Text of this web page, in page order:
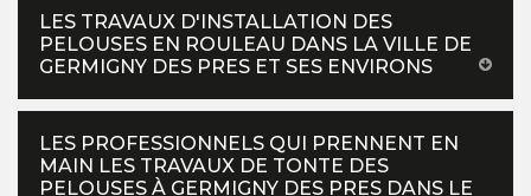
LES TRAVAUX D'INSTALLATION DES
PELOUSES EN ROULEAU DANS LA VILLE DE
GERMIGNY DES PRES ET SES ENVIRONS
LES PROFESSIONNELS QUI PRENNENT EN
MAIN LES TRAVAUX DE TONTE DES
PELOUSES À GERMIGNY DES PRES DANS LE